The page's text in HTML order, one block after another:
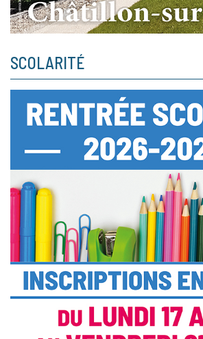
SCOLARITÉ